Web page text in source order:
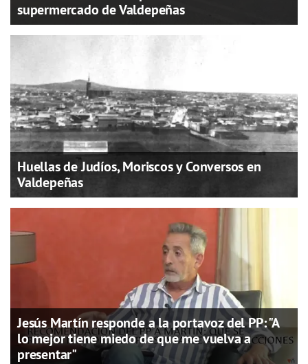
supermercado de Valdepeñas
Huellas de Judíos, Moriscos y Conversos en
Valdepeñas
Jesús Martín responde a la portavoz del PP: "A
lo mejor tiene miedo de que me vuelva a
presentar"